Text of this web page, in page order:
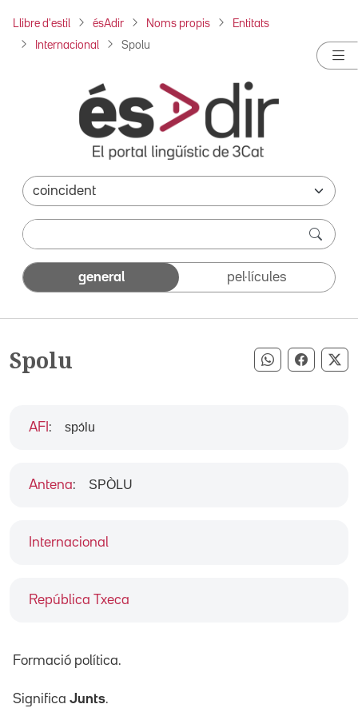
Llibre d'estil ésAdir Noms propis Entitats
Internacional Spolu
general pel·lícules
Spolu Compartir
Internacional
República Txeca
AFI : spɔ́lu
Antena: SPÒLU
Formació política.
Significa Junts.